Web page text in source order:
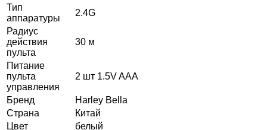
Тип
аппаратуры
2.4G
Радиус
действия
пульта
30 м
Питание
пульта
управления
2 шт 1.5V AAA
Бренд
Harley Bella
Страна
Китай
Цвет
белый